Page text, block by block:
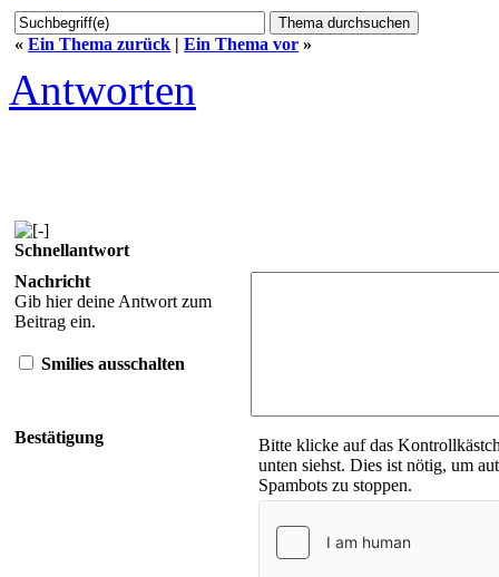
« Ein Thema zurück | Ein Thema vor »
Antworten
Schnellantwort
Nachricht
Gib hier deine Antwort zum
Beitrag ein.
Smilies ausschalten
Bestätigung
Bitte klicke auf das
unten siehst. Dies ist nötig, um
Spambots zu stoppen.